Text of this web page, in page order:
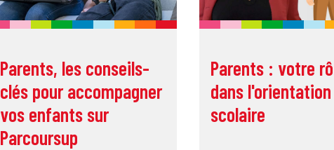
Parents, les conseils-
clés pour accompagner
vos enfants sur
Parcoursup
Parents : votre
dans l'orientation
scolaire